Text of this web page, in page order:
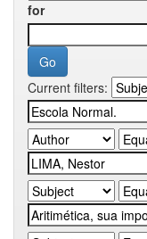
for
Current filters: